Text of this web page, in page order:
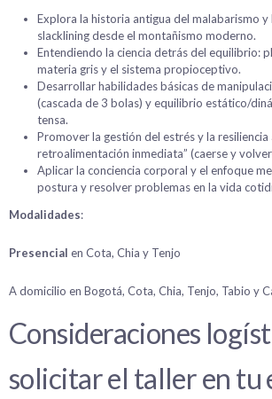
Explora la historia antigua del malabarismo y
slacklining desde el montañismo moderno.
Entendiendo la ciencia detrás del equilibrio:
materia gris y el sistema propioceptivo.
Desarrollar habilidades básicas de
(cascada de 3 bolas) y equilibrio estático/
tensa.
Promover la gestión del estrés y la resiliencia
retroalimentación inmediata” (caerse y
Aplicar la conciencia corporal y el enfoque
postura y resolver problemas en la vida
Modalidades:
Presencial en Cota, Chia y Tenjo
A domicilio en Bogotá, Cota, Chia, Tenjo, Tabio y
Consideraciones
solicitar el taller en tu